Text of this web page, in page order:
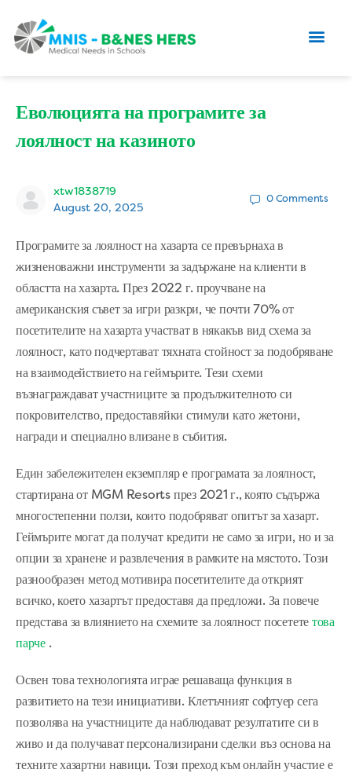
Еволюцията на програмите за
лоялност на казиното
xtw1838719
August 20, 2025
0 Comments
Програмите за лоялност на хазарта се превърнаха в
жизненоважни инструменти за задържане на клиенти в
областта на хазарта. През 2022 г. проучване на
американския съвет за игри разкри, че почти 70% от
посетителите на хазарта участват в някакъв вид схема за
лоялност, като подчертават тяхната стойност за подобряване
на взаимодействието на геймърите. Тези схеми
възнаграждават участниците за продължителното си
покровителство, предоставяйки стимули като жетони,
награди и специално влизане в събития.
Един забележителен екземпляр е програмата за лоялност,
стартирана от MGM Resorts през 2021 г., която съдържа
многостепенни ползи, които подобряват опитът за хазарт.
Геймърите могат да получат кредити не само за игри, но и за
опции за хранене и развлечения в рамките на мястото. Този
разнообразен метод мотивира посетителите да открият
всичко, което хазартът предоставя да предложи. За повече
представа за влиянието на схемите за лоялност посетете това
парче .
Освен това технологията играе решаваща функция в
развитието на тези инициативи. Клетъчният софтуер сега
позволява на участниците да наблюдават резултатите си в
живо и да получават персонализирани сделки въз основа на
техните хазартни навици. Този преход към онлайн участие е